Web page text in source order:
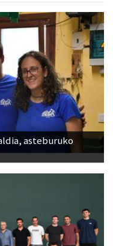
asteburuko